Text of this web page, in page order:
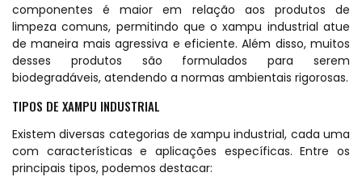
componentes é maior em relação aos produtos de
limpeza comuns, permitindo que o xampu industrial atue
de maneira mais agressiva e eficiente. Além disso, muitos
desses produtos são formulados para serem
biodegradáveis, atendendo a normas ambientais rigorosas.
TIPOS DE XAMPU INDUSTRIAL
Existem diversas categorias de xampu industrial, cada uma
com características e aplicações específicas. Entre os
principais tipos, podemos destacar: